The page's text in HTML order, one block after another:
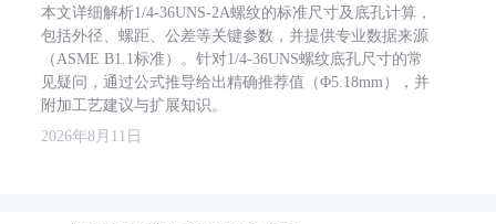
本文详细解析1/4-36UNS-2A螺纹的标准尺寸及底孔计算，
包括外径、螺距、公差等关键参数，并提供专业数据来源
（ASME B1.1标准）。针对1/4-36UNS螺纹底孔尺寸的常
见疑问，通过公式推导给出精确推荐值（Φ5.18mm），并
附加工艺建议与扩展知识。
2026年8月11日